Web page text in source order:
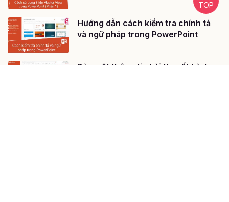
Hướng dẫn cách kiểm tra chính tả
và ngữ pháp trong PowerPoint
Bảo mật thông tin bài thuyết trình
TOP